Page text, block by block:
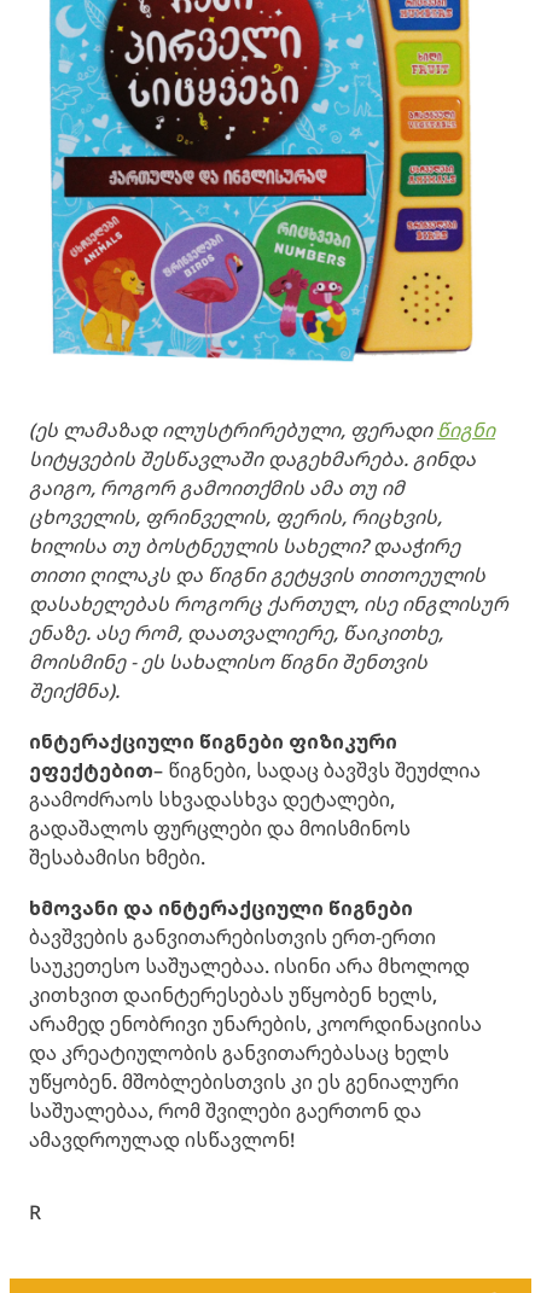
(ეს ლამაზად ილუსტრირებული, ფერადი წიგნი
სიტყვების შესწავლაში დაგეხმარება. გინდა
გაიგო, როგორ გამოითქმის ამა თუ იმ
ცხოველის, ფრინველის, ფერის, რიცხვის,
ხილისა თუ ბოსტნეულის სახელი? დააჭირე
თითი ღილაკს და წიგნი გეტყვის თითოეულის
დასახელებას როგორც ქართულ, ისე ინგლისურ
ენაზე. ასე რომ, დაათვალიერე, წაიკითხე,
მოისმინე - ეს სახალისო წიგნი შენთვის
შეიქმნა).
ინტერაქციული წიგნები ფიზიკური
ეფექტებით– წიგნები, სადაც ბავშვს შეუძლია
გაამოძრაოს სხვადასხვა დეტალები,
გადაშალოს ფურცლები და მოისმინოს
შესაბამისი ხმები.
ხმოვანი და ინტერაქციული წიგნები
ბავშვების განვითარებისთვის ერთ-ერთი
საუკეთესო საშუალებაა. ისინი არა მხოლოდ
კითხვით დაინტერესებას უწყობენ ხელს,
არამედ ენობრივი უნარების, კოორდინაციისა
და კრეატიულობის განვითარებასაც ხელს
უწყობენ. მშობლებისთვის კი ეს გენიალური
საშუალებაა, რომ შვილები გაერთონ და
ამავდროულად ისწავლონ!
R